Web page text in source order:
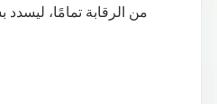
من الرقابة تمامًا،